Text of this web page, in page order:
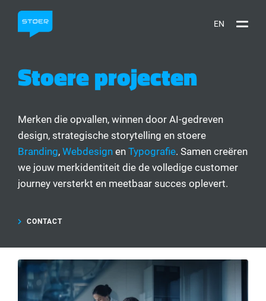
EN
Stoere projecten
Merken die opvallen, winnen door AI-gedreven
design, strategische storytelling en stoere
Branding, Webdesign en Typografie. Samen creëren
we jouw merkidentiteit die de volledige customer
journey versterkt en meetbaar succes oplevert.
CONTACT